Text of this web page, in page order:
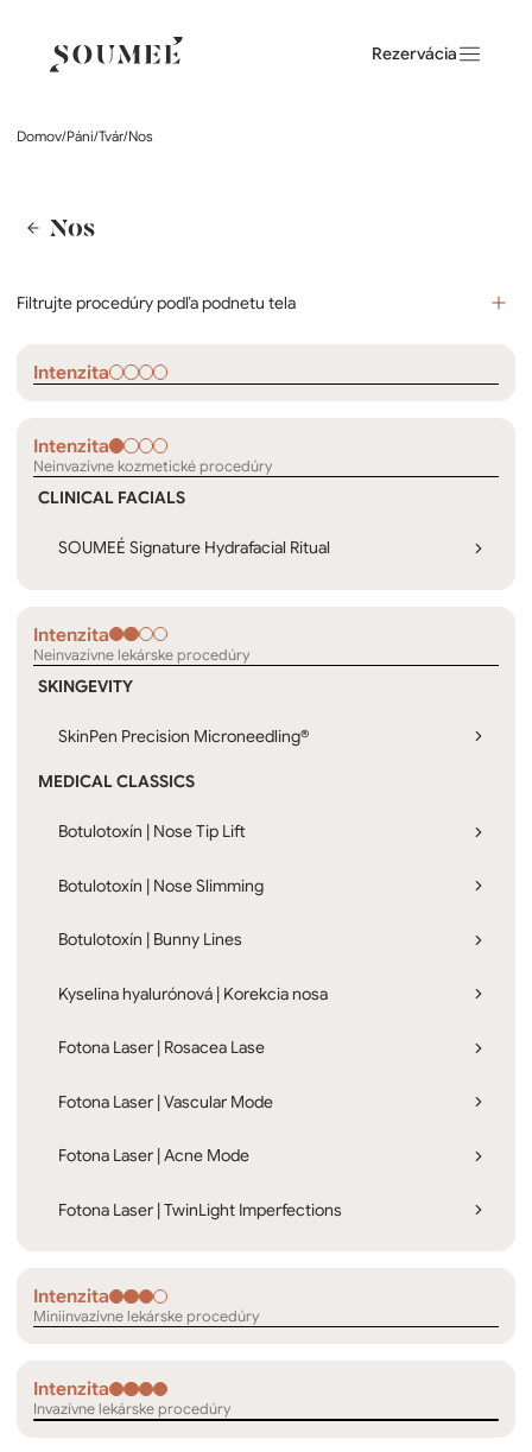
Rezervácia
Domov/Páni/Tvár/Nos
Nos
Filtrujte procedúry podľa podnetu tela
Intenzita
Intenzita
Neinvazívne kozmetické procedúry
CLINICAL FACIALS
SOUMEÉ Signature Hydrafacial Ritual
Intenzita
Neinvazívne lekárske procedúry
SKINGEVITY
SkinPen Precision Microneedling®
MEDICAL CLASSICS
Botulotoxín | Nose Tip Lift
Botulotoxín | Nose Slimming
Botulotoxín | Bunny Lines
Kyselina hyalurónová | Korekcia nosa
Fotona Laser | Rosacea Lase
Fotona Laser | Vascular Mode
Fotona Laser | Acne Mode
Fotona Laser | TwinLight Imperfections
Intenzita
Miniinvazívne lekárske procedúry
Intenzita
Invazívne lekárske procedúry